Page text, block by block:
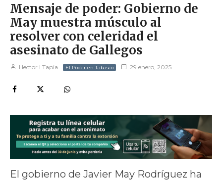
Mensaje de poder: Gobierno de
May muestra músculo al
resolver con celeridad el
asesinato de Gallegos
Hector I Tapia El Poder en Tabasco 29 enero, 2025
El gobierno de Javier May Rodríguez ha